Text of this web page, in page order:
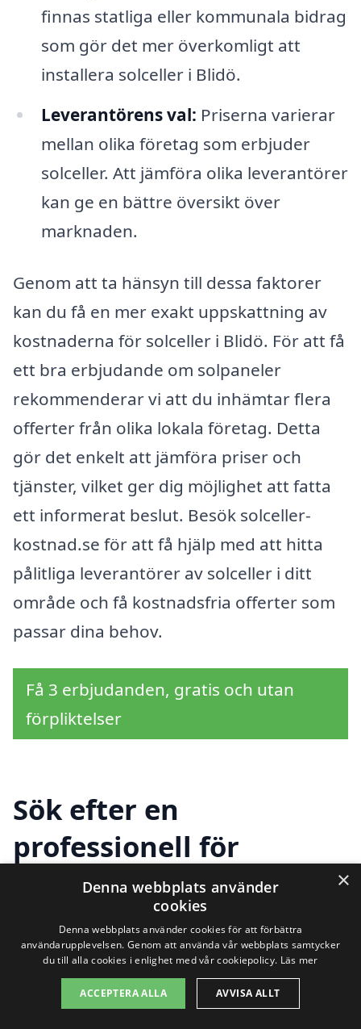
finnas statliga eller kommunala bidrag
som gör det mer överkomligt att
installera solceller i Blidö.
Leverantörens val: Priserna varierar
mellan olika företag som erbjuder
solceller. Att jämföra olika leverantörer
kan ge en bättre översikt över
marknaden.
Genom att ta hänsyn till dessa faktorer
kan du få en mer exakt uppskattning av
kostnaderna för solceller i Blidö. För att få
ett bra erbjudande om solpaneler
rekommenderar vi att du inhämtar flera
offerter från olika lokala företag. Detta
gör det enkelt att jämföra priser och
tjänster, vilket ger dig möjlighet att fatta
ett informerat beslut. Besök solceller-
kostnad.se för att få hjälp med att hitta
pålitliga leverantörer av solceller i ditt
område och få kostnadsfria offerter som
passar dina behov.
Få 3 erbjudanden, gratis och utan
förpliktelser
Sök efter en
professionell för
solceller i andra städer
nära Blidö
Om du överväger att installera solceller i
Blidö är du inte ensam. Många invånare i
×
Denna webbplats använder
cookies
Denna webbplats använder cookies för att förbättra
användarupplevelsen. Genom att använda vår webbplats samtycker
du till alla cookies i enlighet med vår cookiepolicy. Läs mer
ACCEPTERA ALLA AVVISA ALLT